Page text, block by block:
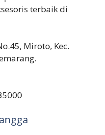
terbaik di
Miroto, Kec.